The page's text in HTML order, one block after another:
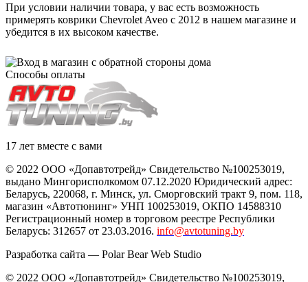
При условии наличии товара, у вас есть возможность
примерять коврики Chevrolet Aveo с 2012 в нашем магазине и
убедится в их высоком качестве.
Способы оплаты
17 лет вместе с вами
© 2022 ООО «Допавтотрейд» Свидетельство №100253019,
выдано Мингорисполкомом 07.12.2020 Юридический адрес:
Беларусь, 220068, г. Минск, ул. Сморговский тракт 9, пом. 118,
магазин «Автотюнинг» УНП 100253019, ОКПО 14588310
Регистрационный номер в торговом реестре Республики
Беларусь: 312657 от 23.03.2016. info@avtotuning.by
Разработка сайта — Polar Bear Web Studio
© 2022 ООО «Допавтотрейд» Свидетельство №100253019,